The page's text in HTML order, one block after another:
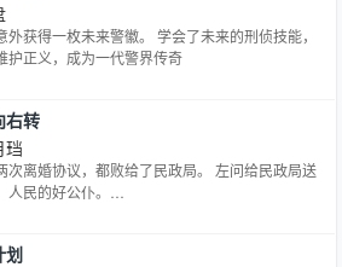
外获得一枚未来警徽。 学会了未来的刑侦技能，
护正义，成为一代警界传奇
右转
珰
次离婚协议，都败给了民政局。 左问给民政局送
人民的好公仆。…
划